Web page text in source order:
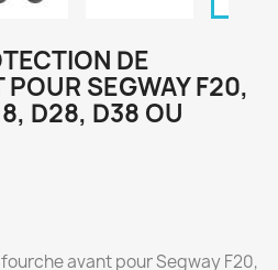
DE
POUR SEGWAY F20,
D28, D38 OU
avant pour Segway F20,